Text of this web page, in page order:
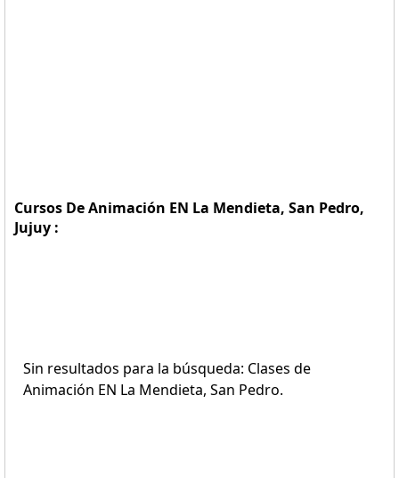
Cursos De Animación EN La Mendieta, San Pedro,
Jujuy :
Sin resultados para la búsqueda: Clases de
Animación EN La Mendieta, San Pedro.